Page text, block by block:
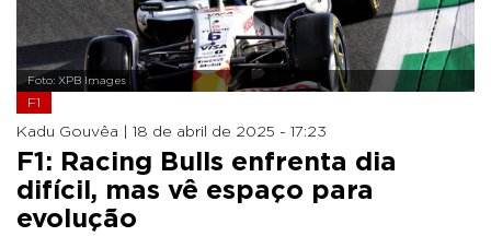
Foto: XPB Images
F1
Kadu Gouvêa | 18 de abril de 2025 - 17:23
F1: Racing Bulls enfrenta dia
difícil, mas vê espaço para
evolução